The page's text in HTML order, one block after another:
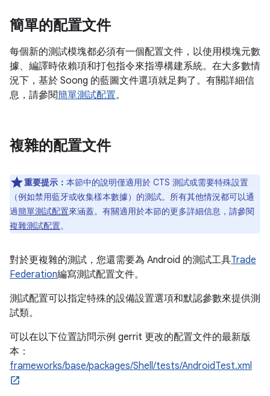
簡單的配置文件
每個新的測試模塊都必須有一個配置文件，以使用模塊元數
據、編譯時依賴項和打包指令來指導構建系統。在大多數情
況下，基於 Soong 的藍圖文件選項就足夠了。有關詳細信
息，請參閱簡單測試配置。
複雜的配置文件
重要提示： 本節中的說明僅適用於 CTS 測試或需要特殊設置
（例如禁用藍牙或收集樣本數據）的測試。所有其他情況都可以通
過簡單測試配置來涵蓋。有關適用於本節的更多詳細信息，請參閱
複雜測試配置。
對於更複雜的測試，您還需要為 Android 的測試工具Trade
Federation編寫測試配置文件。
測試配置可以指定特殊的設備設置選項和默認參數來提供測
試類。
可以在以下位置訪問示例 gerrit 更改的配置文件的最新版
本：
frameworks/base/packages/Shell/tests/AndroidTest.xml